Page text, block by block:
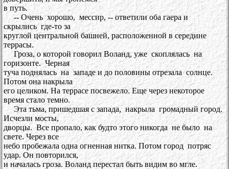
в путь.
-- Очень хорошо, мессир, -- ответили оба гаера и
скрылись где-то за
круглой центральной башней, расположенной в середине
террасы.
Гроза, о которой говорил Воланд, уже скоплялась на
горизонте. Черная
туча поднялась на западе и до половины отрезала солнце.
Потом она накрыла
его целиком. На террасе посвежело. Еще через некоторое
время стало темно.
Эта тьма, пришедшая с запада, накрыла громадный город.
Исчезли мосты,
дворцы. Все пропало, как будто этого никогда не было на
свете. Через все
небо пробежала одна огненная нитка. Потом город потряс
удар. Он повторился,
и началась гроза. Воланд перестал быть видим во мгле.